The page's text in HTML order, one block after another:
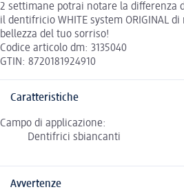
2 settimane potrai notare la differenza
il dentifricio WHITE system ORIGINAL
bellezza del tuo sorriso!
Codice articolo dm: 3135040
GTIN: 8720181924910
Caratteristiche
Campo di applicazione:
Dentifrici sbiancanti
Avvertenze